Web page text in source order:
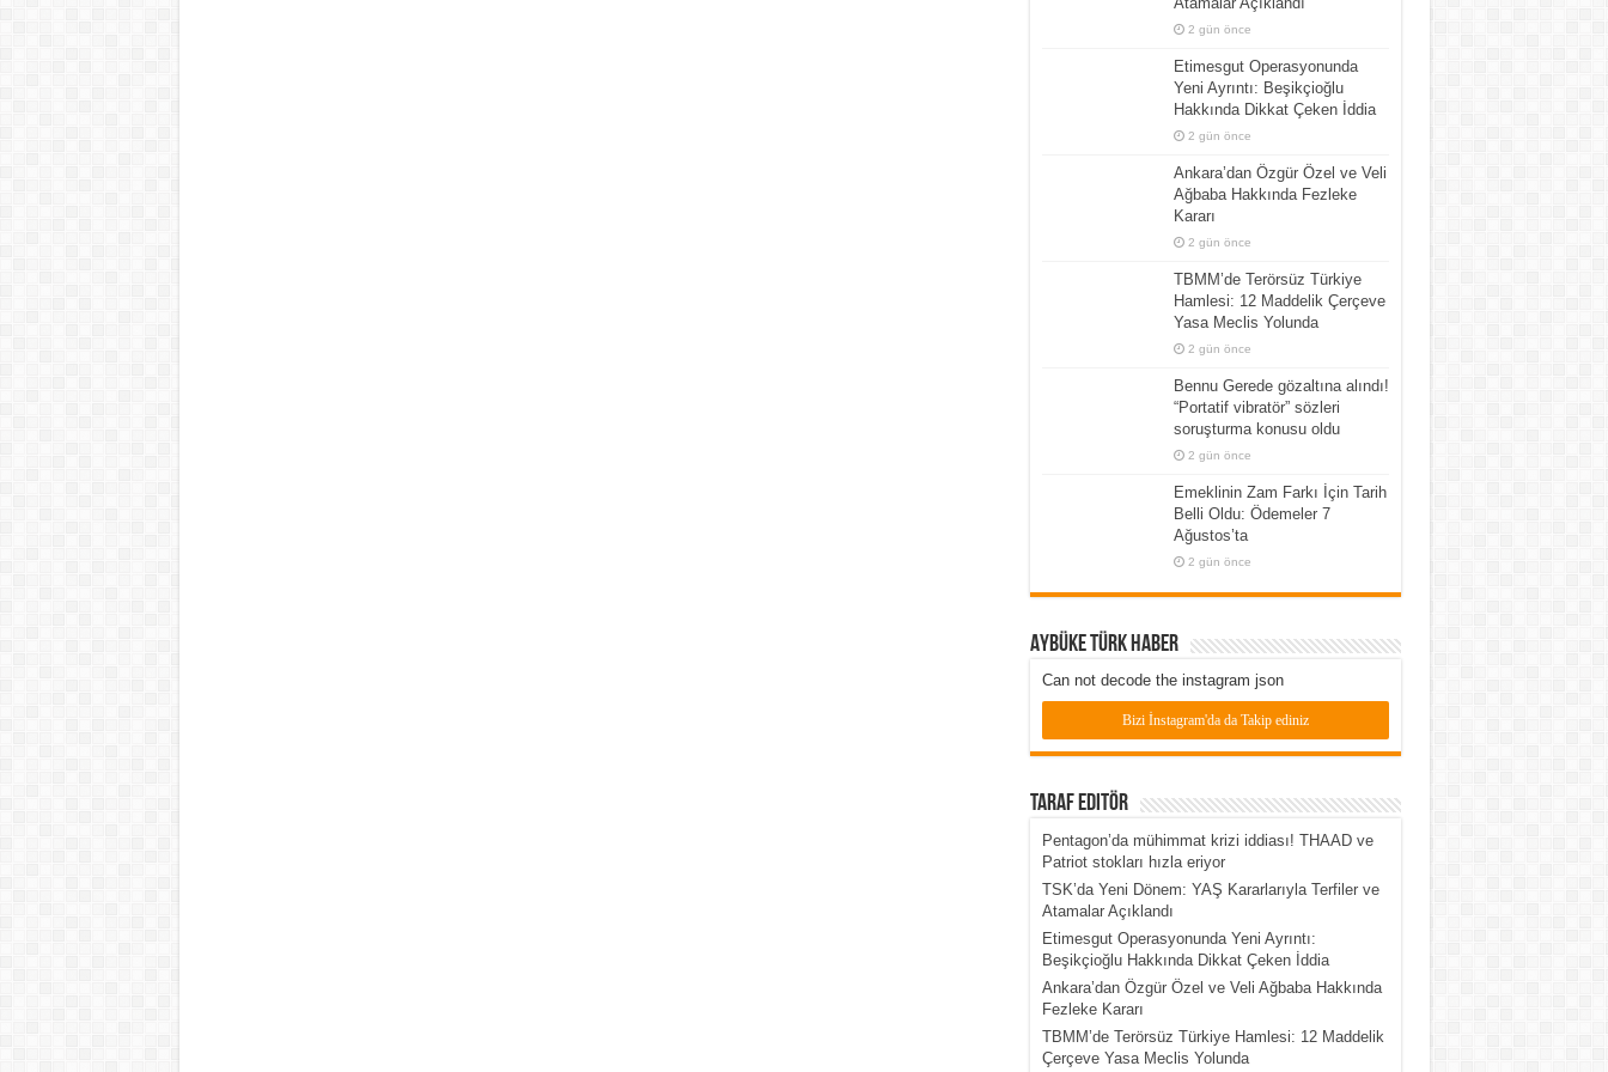
2 gün önce
Etimesgut Operasyonunda
Yeni Ayrıntı: Beşikçioğlu
Hakkında Dikkat Çeken İddia
2 gün önce
Ankara’dan Özgür Özel ve Veli
Ağbaba Hakkında Fezleke
Kararı
2 gün önce
TBMM’de Terörsüz Türkiye
Hamlesi: 12 Maddelik Çerçeve
Yasa Meclis Yolunda
2 gün önce
Bennu Gerede gözaltına alındı!
“Portatif vibratör” sözleri
soruşturma konusu oldu
2 gün önce
Emeklinin Zam Farkı İçin Tarih
Belli Oldu: Ödemeler 7
Ağustos’ta
2 gün önce
Aybüke Türk Haber
Can not decode the instagram json
Bizi İnstagram'da da Takip ediniz
Taraf Editör
Pentagon’da mühimmat krizi iddiası! THAAD ve
Patriot stokları hızla eriyor
TSK’da Yeni Dönem: YAŞ Kararlarıyla Terfiler ve
Atamalar Açıklandı
Etimesgut Operasyonunda Yeni Ayrıntı:
Beşikçioğlu Hakkında Dikkat Çeken İddia
Ankara’dan Özgür Özel ve Veli Ağbaba Hakkında
Fezleke Kararı
TBMM’de Terörsüz Türkiye Hamlesi: 12 Maddelik
Çerçeve Yasa Meclis Yolunda